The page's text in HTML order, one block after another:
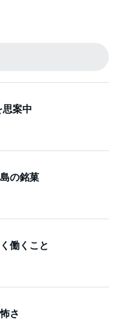
案中
の銘菓
働くこと
さ